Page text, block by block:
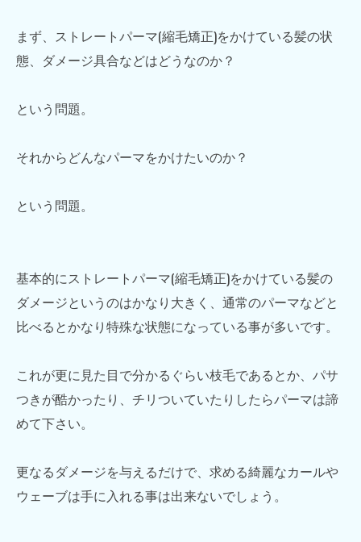
まず、ストレートパーマ(縮毛矯正)をかけている髪の状
態、ダメージ具合などはどうなのか？
という問題。
それからどんなパーマをかけたいのか？
という問題。
基本的にストレートパーマ(縮毛矯正)をかけている髪の
ダメージというのはかなり大きく、通常のパーマなどと
比べるとかなり特殊な状態になっている事が多いです。
これが更に見た目で分かるぐらい枝毛であるとか、パサ
つきが酷かったり、チリついていたりしたらパーマは諦
めて下さい。
更なるダメージを与えるだけで、求める綺麗なカールや
ウェーブは手に入れる事は出来ないでしょう。